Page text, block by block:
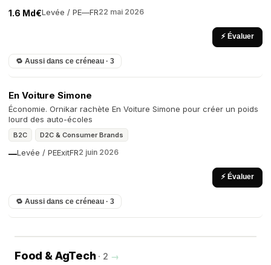
Levée / PE
1.6 Md€ —FR22 mai 2026
⚡ Évaluer
🔁 Aussi dans ce créneau · 3
En Voiture Simone
Économie. Ornikar rachète En Voiture Simone pour créer un poids
lourd des auto-écoles
B2C D2C & Consumer Brands
Levée / PE
— ExitFR2 juin 2026
⚡ Évaluer
🔁 Aussi dans ce créneau · 3
Food & AgTech · 2 →